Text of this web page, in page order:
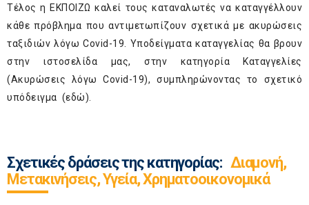
Τέλος η ΕΚΠΟΙΖΩ καλεί τους καταναλωτές να καταγγέλλουν
κάθε πρόβλημα που αντιμετωπίζουν σχετικά με ακυρώσεις
ταξιδιών λόγω Covid-19. Υποδείγματα καταγγελίας θα βρουν
στην ιστοσελίδα μας, στην κατηγορία Καταγγελίες
(Ακυρώσεις λόγω Covid-19), συμπληρώνοντας το σχετικό
υπόδειγμα (εδώ).
Σχετικές δράσεις της κατηγορίας: Διαμονή,
Μετακινήσεις, Υγεία, Χρηματοοικονομικά